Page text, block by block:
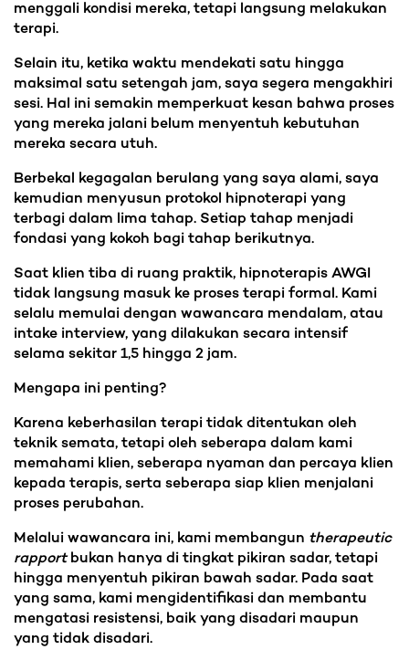
menggali kondisi mereka, tetapi langsung melakukan
terapi.
Selain itu, ketika waktu mendekati satu hingga
maksimal satu setengah jam, saya segera mengakhiri
sesi. Hal ini semakin memperkuat kesan bahwa proses
yang mereka jalani belum menyentuh kebutuhan
mereka secara utuh.
Berbekal kegagalan berulang yang saya alami, saya
kemudian menyusun protokol hipnoterapi yang
terbagi dalam lima tahap. Setiap tahap menjadi
fondasi yang kokoh bagi tahap berikutnya.
Saat klien tiba di ruang praktik, hipnoterapis AWGI
tidak langsung masuk ke proses terapi formal. Kami
selalu memulai dengan wawancara mendalam, atau
intake interview, yang dilakukan secara intensif
selama sekitar 1,5 hingga 2 jam.
Mengapa ini penting?
Karena keberhasilan terapi tidak ditentukan oleh
teknik semata, tetapi oleh seberapa dalam kami
memahami klien, seberapa nyaman dan percaya klien
kepada terapis, serta seberapa siap klien menjalani
proses perubahan.
Melalui wawancara ini, kami membangun therapeutic
rapportbukan hanya di tingkat pikiran sadar, tetapi
hingga menyentuh pikiran bawah sadar. Pada saat
yang sama, kami mengidentifikasi dan membantu
mengatasi resistensi, baik yang disadari maupun
yang tidak disadari.